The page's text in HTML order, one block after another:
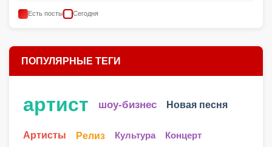
Есть посты Сегодня
ПОПУЛЯРНЫЕ ТЕГИ
артист шоу-бизнес Новая песня
Артисты Релиз Культура Концерт